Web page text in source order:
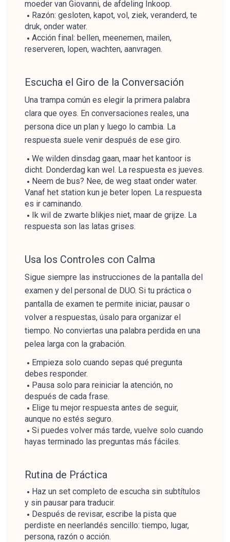
moeder van Giovanni, de afdeling Inkoop.
Razón: gesloten, kapot, vol, ziek, veranderd, te
druk, onder water.
Acción final: bellen, meenemen, mailen,
reserveren, lopen, wachten, aanvragen.
Escucha el Giro de la Conversación
Una trampa común es elegir la primera palabra
clara que oyes. En conversaciones reales, una
persona dice un plan y luego lo cambia. La
respuesta suele venir después de ese giro.
We wilden dinsdag gaan, maar het kantoor is
dicht. Donderdag kan wel. La respuesta es jueves.
Neem de bus? Nee, de weg staat onder water.
Vanaf het station kun je beter lopen. La respuesta
es ir caminando.
Ik wil de zwarte blikjes niet, maar de grijze. La
respuesta son las latas grises.
Usa los Controles con Calma
Sigue siempre las instrucciones de la pantalla del
examen y del personal de DUO. Si tu práctica o
pantalla de examen te permite iniciar, pausar o
volver a respuestas, úsalo para organizar el
tiempo. No conviertas una palabra perdida en una
pelea larga con la grabación.
Empieza solo cuando sepas qué pregunta
debes responder.
Pausa solo para reiniciar la atención, no
después de cada frase.
Elige tu mejor respuesta antes de seguir,
aunque no estés seguro.
Si puedes volver más tarde, vuelve solo cuando
hayas terminado las preguntas más fáciles.
Rutina de Práctica
Haz un set completo de escucha sin subtítulos
y sin pausar para traducir.
Después de revisar, escribe la pista que
perdiste en neerlandés sencillo: tiempo, lugar,
persona, razón o acción.